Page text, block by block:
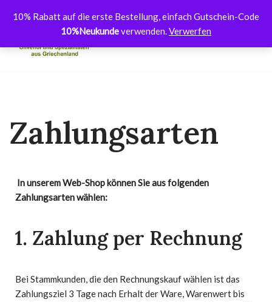
10% Rabatt auf die erste Bestellung, einfach Gutschein-Code
10%Neukundeverwenden.Verwerfen
Inhalt
Zahlungsarten
In unserem Web-Shop können Sie aus folgenden
Zahlungsarten wählen:
1. Zahlung per Rechnung
Bei Stammkunden, die den Rechnungskauf wählen ist das
Zahlungsziel 3 Tage nach Erhalt der Ware, Warenwert bis